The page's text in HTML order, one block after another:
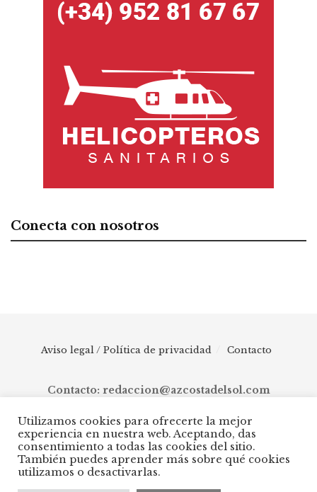
Conecta con nosotros
Aviso legal / Política de privacidad Contacto
Contacto: redaccion@azcostadelsol.com
© 2025 AZ Costa del Sol - Diario digital de Málaga capital hasta
Manilva, pasando por Torremolinos, Benalmádena, Fuengirola,
Mijas, Ojén, Marbella, Istán, Benahavís, Estepona y Casares.
Utilizamos cookies para ofrecerte la mejor
experiencia en nuestra web. Aceptando, das
consentimiento a todas las cookies del sitio.
También puedes aprender más sobre qué cookies
utilizamos o desactivarlas.